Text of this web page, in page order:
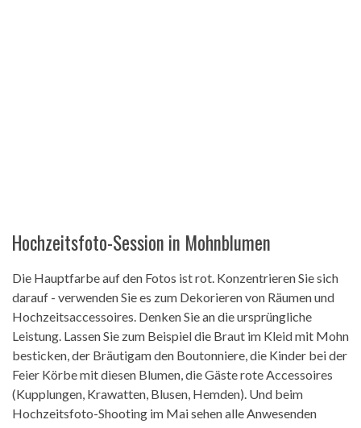
Hochzeitsfoto-Session in Mohnblumen
Die Hauptfarbe auf den Fotos ist rot. Konzentrieren Sie sich
darauf - verwenden Sie es zum Dekorieren von Räumen und
Hochzeitsaccessoires. Denken Sie an die ursprüngliche
Leistung. Lassen Sie zum Beispiel die Braut im Kleid mit Mohn
besticken, der Bräutigam den Boutonniere, die Kinder bei der
Feier Körbe mit diesen Blumen, die Gäste rote Accessoires
(Kupplungen, Krawatten, Blusen, Hemden). Und beim
Hochzeitsfoto-Shooting im Mai sehen alle Anwesenden